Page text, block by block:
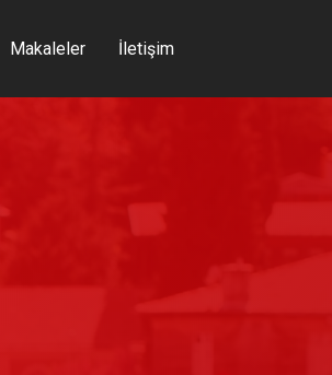
Makaleler İletişim